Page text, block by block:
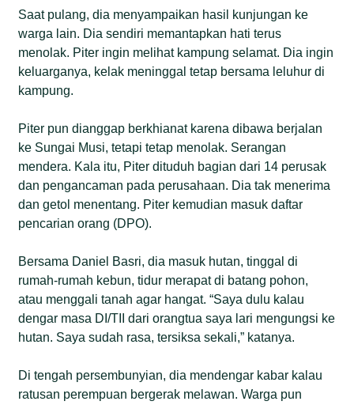
Saat pulang, dia menyampaikan hasil kunjungan ke
warga lain. Dia sendiri memantapkan hati terus
menolak. Piter ingin melihat kampung selamat. Dia ingin
keluarganya, kelak meninggal tetap bersama leluhur di
kampung.
Piter pun dianggap berkhianat karena dibawa berjalan
ke Sungai Musi, tetapi tetap menolak. Serangan
mendera. Kala itu, Piter dituduh bagian dari 14 perusak
dan pengancaman pada perusahaan. Dia tak menerima
dan getol menentang. Piter kemudian masuk daftar
pencarian orang (DPO).
Bersama Daniel Basri, dia masuk hutan, tinggal di
rumah-rumah kebun, tidur merapat di batang pohon,
atau menggali tanah agar hangat. “Saya dulu kalau
dengar masa DI/TII dari orangtua saya lari mengungsi ke
hutan. Saya sudah rasa, tersiksa sekali,” katanya.
Di tengah persembunyian, dia mendengar kabar kalau
ratusan perempuan bergerak melawan. Warga pun